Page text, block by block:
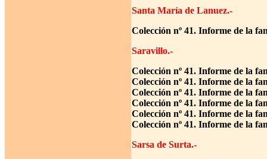
Santa María de Lanuez.-
Colección nº 41. Informe de la
Saravillo.-
Colección nº 41. Informe de la
Colección nº 41. Informe de la
Colección nº 41. Informe de la
Colección nº 41. Informe de la
Colección nº 41. Informe de la
Colección nº 41. Informe de la
Sarsa de Surta.-